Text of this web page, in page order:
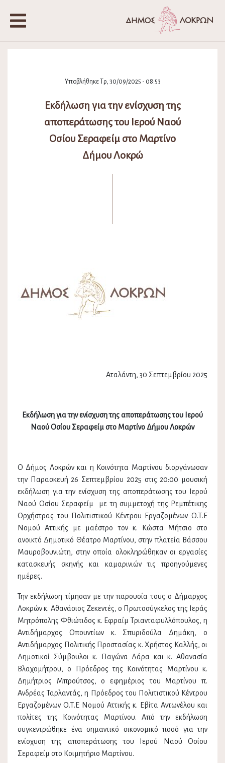
Υποβλήθηκε Τρ, 30/09/2025 - 08:53
Εκδήλωση για την ενίσχυση της
αποπεράτωσης του Ιερού Ναού
Οσίου Σεραφείμ στο Μαρτίνο
Δήμου Λοκρώ
Αταλάντη, 30 Σεπτεμβρίου 2025
Εκδήλωση για την ενίσχυση της αποπεράτωσης του Ιερού
Ναού Οσίου Σεραφείμ στο Μαρτίνο Δήμου Λοκρών
Ο Δήμος Λοκρών και η Κοινότητα Μαρτίνου διοργάνωσαν
την Παρασκευή 26 Σεπτεμβρίου 2025 στις 20:00 μουσική
εκδήλωση για την ενίσχυση της αποπεράτωσης του Ιερού
Ναού Οσίου Σεραφείμ με τη συμμετοχή της Ρεμπέτικης
Ορχήστρας του Πολιτιστικού Κέντρου Εργαζομένων Ο.Τ.Ε
Νομού Αττικής με μαέστρο τον κ. Κώστα Μήτσιο στο
ανοικτό Δημοτικό Θέατρο Μαρτίνου, στην πλατεία Βάσσου
Μαυροβουνιώτη, στην οποία ολοκληρώθηκαν οι εργασίες
κατασκευής σκηνής και καμαρινιών τις προηγούμενες
ημέρες.
Την εκδήλωση τίμησαν με την παρουσία τους ο Δήμαρχος
Λοκρών κ. Αθανάσιος Ζεκεντές, ο Πρωτοσύγκελος της Ιεράς
Μητρόπολης Φθιώτιδος κ. Εφραίμ Τριανταφυλλόπουλος, η
Αντιδήμαρχος Οπουντίων κ. Σπυριδούλα Δημάκη, ο
Αντιδήμαρχος Πολιτικής Προστασίας κ. Χρήστος Καλλής, οι
Δημοτικοί Σύμβουλοι κ. Παγώνα Δάρα και κ. Αθανασία
Βλαχομήτρου, ο Πρόεδρος της Κοινότητας Μαρτίνου κ.
Δημήτριος Μπρούτσος, o εφημέριος του Μαρτίνου π.
Ανδρέας Ταρλαντάς, η Πρόεδρος του Πολιτιστικού Κέντρου
Εργαζομένων Ο.Τ.Ε Νομού Αττικής κ. Εβίτα Αντωνέλου και
πολίτες της Κοινότητας Μαρτίνου. Από την εκδήλωση
συγκεντρώθηκε ένα σημαντικό οικονομικό ποσό για την
ενίσχυση της αποπεράτωσης του Ιερού Ναού Οσίου
Σεραφείμ στο Κοιμητήριο Μαρτίνου.